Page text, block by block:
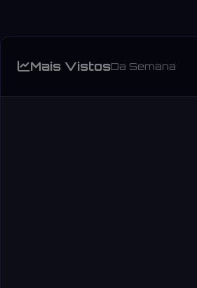
Mais VistosDa Semana